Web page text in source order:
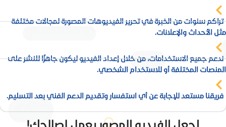
تراكم سنوات من الخبرة في تحرير الفيديوهات المصورة لمجالات مختلفة
مثل الأحداث والإعلانات.
ندعم جميع الاستخدامات، من خلال إعداد الفيديو ليكون جاهزًا للنشر على
المنصات المختلفة أو للاستخدام الشخصي.
فريقنا مستعد للإجابة عن أي استفسار وتقديم الدعم الفني بعد التسليم.
اجعل الفيديو المصور يعمل لصالحك!